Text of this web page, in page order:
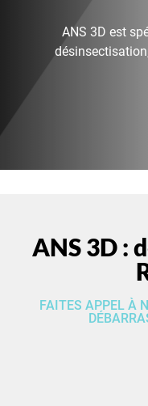
ANS 3D est
ANS 3D :
FAITES APPEL À